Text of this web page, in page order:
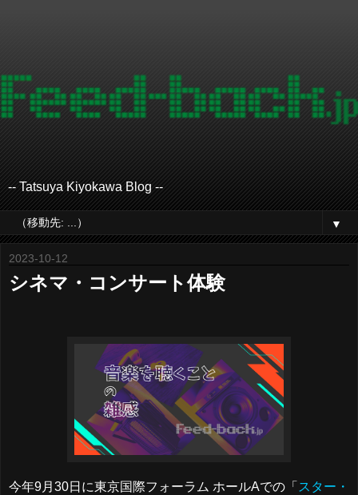
-- Tatsuya Kiyokawa Blog --
▼
2023-10-12
シネマ・コンサート体験
今年9月30日に東京国際フォーラム ホールAでの「 スター・